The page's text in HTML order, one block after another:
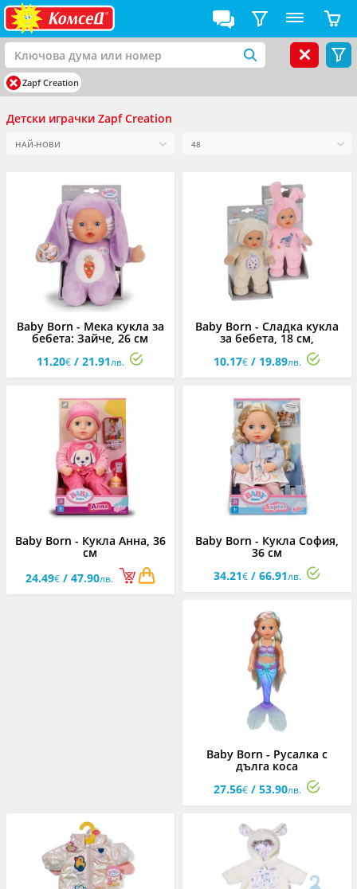
Zapf Creation
Детски играчки Zapf Creation
Baby Born - Мека кукла за
бебета: Зайче, 26 см
11.20€ / 21.91лв.
Baby Born - Сладка кукла
за бебета, 18 см,
10.17€/ 19.89лв.
Baby Born - Кукла Анна, 36
см
24.49€/ 47.90лв.
Baby Born - Кукла София,
36 см
34.21€/ 66.91лв.
Baby Born - Русалка с
дълга коса
27.56€/ 53.90лв.